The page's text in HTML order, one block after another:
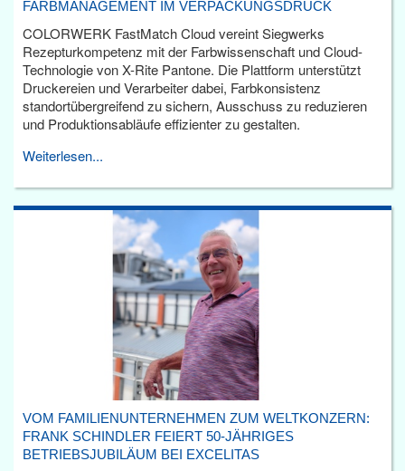
ARBMANAGEMENT IM VERPACKUNGSDRUCK
COLORWERK FastMatch Cloud vereint Siegwerks
Rezepturkompetenz mit der Farbwissenschaft und Cloud-
Technologie von X-Rite Pantone. Die Plattform unterstützt
Druckereien und Verarbeiter dabei, Farbkonsistenz
standortübergreifend zu sichern, Ausschuss zu reduzieren
und Produktionsabläufe effizienter zu gestalten.
Weiterlesen...
VOM FAMILIENUNTERNEHMEN ZUM WELTKONZERN:
FRANK SCHINDLER FEIERT 50-JÄHRIGES
BETRIEBSJUBILÄUM BEI EXCELITAS